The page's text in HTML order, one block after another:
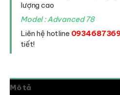
lượng cao
Model : Advanced 78
Liên hệ hotline
tiết!
Mô tả